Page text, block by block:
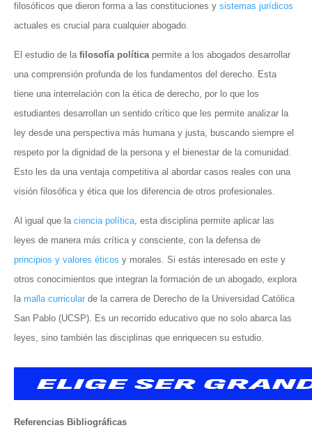
filosóficos que dieron forma a las constituciones y sistemas jurídicos
actuales es crucial para cualquier abogado.
El estudio de la filosofía políticapermite a los abogados desarrollar
una comprensión profunda de los fundamentos del derecho. Esta
tiene una interrelación con la ética de derecho, por lo que los
estudiantes desarrollan un sentido crítico que les permite analizar la
ley desde una perspectiva más humana y justa, buscando siempre el
respeto por la dignidad de la persona y el bienestar de la comunidad.
Esto les da una ventaja competitiva al abordar casos reales con una
visión filosófica y ética que los diferencia de otros profesionales.
Al igual que la ciencia política, esta disciplina permite aplicar las
leyes de manera más crítica y consciente, con la defensa de
principios y valores éticos y morales. Si estás interesado en este y
otros conocimientos que integran la formación de un abogado, explora
la malla curricular de la carrera de Derecho de la Universidad Católica
San Pablo (UCSP). Es un recorrido educativo que no solo abarca las
leyes, sino también las disciplinas que enriquecen su estudio.
Referencias Bibliográficas